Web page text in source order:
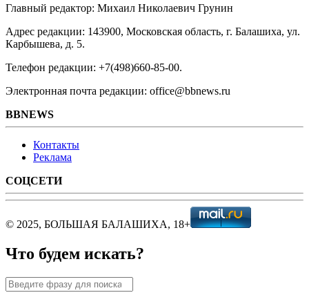
Главный редактор: Михаил Николаевич Грунин
Адрес редакции: 143900, Московская область, г. Балашиха, ул.
Карбышева, д. 5.
Телефон редакции: +7(498)660-85-00.
Электронная почта редакции: office@bbnews.ru
BBNEWS
Контакты
Реклама
СОЦСЕТИ
© 2025, БОЛЬШАЯ БАЛАШИХА, 18+
Что будем искать?